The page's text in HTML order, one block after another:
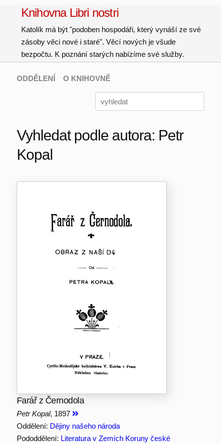
Knihovna Libri nostri
Katolík má být "podoben hospodáři, který vynáší ze své
zásoby věci nové i staré". Věcí nových je všude
bezpočtu. K poznání starých nabízíme své služby.
ODDĚLENÍ O KNIHOVNĚ
Vyhledat podle autora: Petr
Kopal
Farář z Černodola
Petr Kopal, 1897
Oddělení: Dějiny našeho národa
Pododdělení: Literatura v Zemích Koruny české